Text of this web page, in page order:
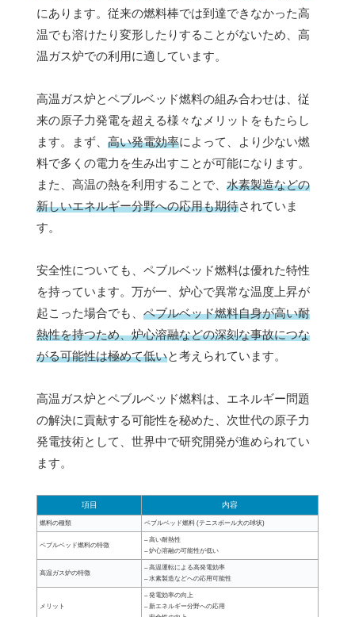
にあります。従来の燃料棒では到達できなかった高
温でも溶けたり変形したりすることがないため、高
温ガス炉での利用に適しています。
高温ガス炉とペブルベッド燃料の組み合わせは、従
来の原子力発電を超える様々なメリットをもたらし
ます。まず、 高い発電効率によって、より少ない燃
料で多くの電力を生み出すことが可能になります。
また、高温の熱を利用することで、 水素製造などの
新しいエネルギー分野への応用も期待されていま
す。
安全性についても、ペブルベッド燃料は優れた特性
を持っています。万が一、炉心で異常な温度上昇が
起こった場合でも、 ペブルベッド燃料自身が高い耐
熱性を持つため、炉心溶融などの深刻な事故につな
がる可能性は極めて低いと考えられています。
高温ガス炉とペブルベッド燃料は、エネルギー問題
の解決に貢献する可能性を秘めた、次世代の原子力
発電技術として、世界中で研究開発が進められてい
ます。
項目 内容
燃料の種類 ペブルベッド燃料 (テニスボール大の球状)
ペブルベッド燃料の特徴
– 高い耐熱性
– 炉心溶融の可能性が低い
高温ガス炉の特徴
– 高温運転による高発電効率
– 水素製造などへの応用可能性
メリット
– 発電効率の向上
– 新エネルギー分野への応用